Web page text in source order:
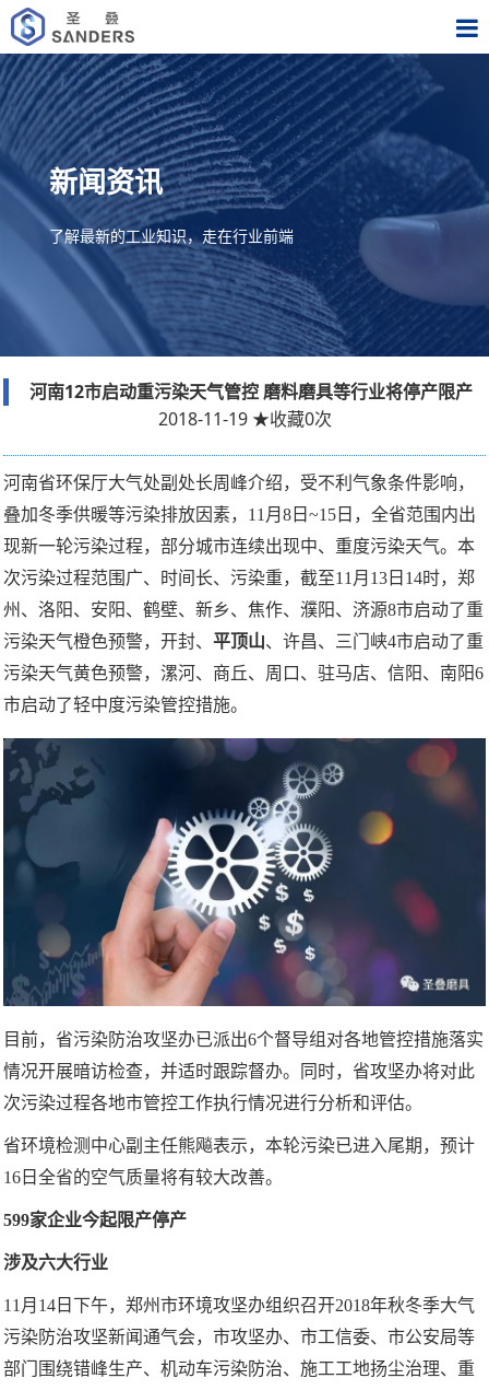
新闻资讯
了解最新的工业知识，走在行业前端
河南12市启动重污染天气管控 磨料磨具等行业将停产限产
2018-11-19 ★收藏0次
河南省环保厅大气处副处长周峰介绍，受不利气象条件影响，
叠加冬季供暖等污染排放因素，11月8日~15日，全省范围内出
现新一轮污染过程，部分城市连续出现中、重度污染天气。本
次污染过程范围广、时间长、污染重，截至11月13日14时，郑
州、洛阳、安阳、鹤壁、新乡、焦作、濮阳、济源8市启动了重
污染天气橙色预警，开封、 平顶山、许昌、三门峡4市启动了重
污染天气黄色预警，漯河、商丘、周口、驻马店、信阳、南阳6
市启动了轻中度污染管控措施。
目前，省污染防治攻坚办已派出6个督导组对各地管控措施落实
情况开展暗访检查，并适时跟踪督办。同时，省攻坚办将对此
次污染过程各地市管控工作执行情况进行分析和评估。
省环境检测中心副主任熊飚表示，本轮污染已进入尾期，预计
16日全省的空气质量将有较大改善。
599家企业今起限产停产
涉及六大行业
11月14日下午，郑州市环境攻坚办组织召开2018年秋冬季大气
污染防治攻坚新闻通气会，市攻坚办、市工信委、市公安局等
部门围绕错峰生产、机动车污染防治、施工工地扬尘治理、重